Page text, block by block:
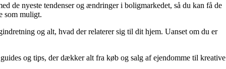
de nyeste tendenser og ændringer i boligmarkedet, så du kan få de
som muligt.
og alt, hvad der relaterer sig til dit hjem. Uanset om du er
og tips, der dækker alt fra køb og salg af ejendomme til kreative